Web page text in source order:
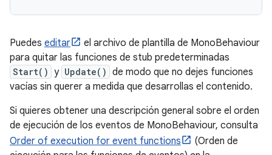
Puedes editar
el archivo de plantilla de MonoBehaviour
para quitar las funciones de stub predeterminadas
Start() y Update() de modo que no dejes funciones
vacías sin querer a medida que desarrollas el contenido.
Si quieres obtener una descripción general sobre el orden
de ejecución de los eventos de MonoBehaviour, consulta
Order of execution for event functions
(Orden de